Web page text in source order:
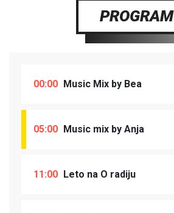
PROGRAM
00:00 Music Mix by Bea
05:00 Music mix by Anja
11:00 Leto na O radiju